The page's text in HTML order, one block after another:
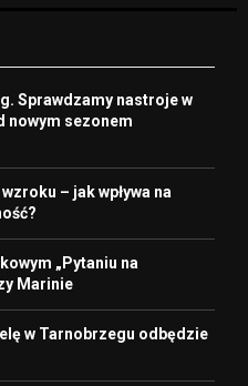
Sprawdzamy nastroje w
nowym sezonem
– jak wpływa na
„Pytaniu na
Marinie
w Tarnobrzegu odbędzie